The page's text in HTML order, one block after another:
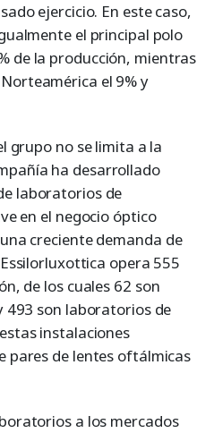
ejercicio. En este caso,
el principal polo
de la producción, mientras
el 9% y
grupo no se limita a la
ha desarrollado
laboratorios de
en el negocio óptico
creciente demanda de
opera 555
de los cuales 62 son
son laboratorios de
instalaciones
pares de lentes oftálmicas
a los mercados